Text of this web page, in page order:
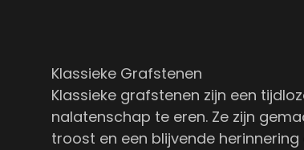
Klassieke Grafstenen
Klassieke grafstenen zijn een
nalatenschap te eren. Ze zijn
troost en een blijvende